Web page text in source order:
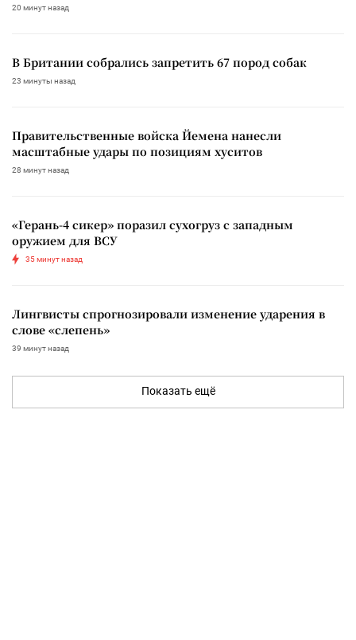
20 минут назад
В Британии собрались запретить 67 пород собак
23 минуты назад
Правительственные войска Йемена нанесли
масштабные удары по позициям хуситов
28 минут назад
«Герань-4 сикер» поразил сухогруз с западным
оружием для ВСУ
35 минут назад
Лингвисты спрогнозировали изменение ударения в
слове «слепень»
39 минут назад
Показать ещё